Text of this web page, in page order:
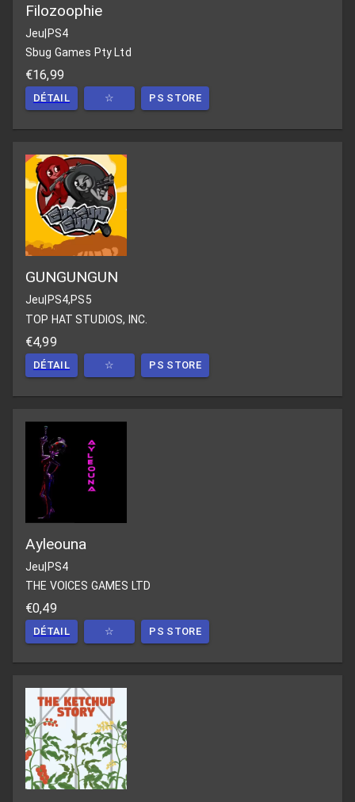
Filozoophie
Jeu|PS4
Sbug Games Pty Ltd
€16,99
DÉTAIL ☆ PS STORE
GUNGUNGUN
Jeu PS4,PS5
TOP HAT STUDIOS, INC.
€4,99
DÉTAIL ☆ PS STORE
Ayleouna
Jeu|PS4
THE VOICES GAMES LTD
€0,49
DÉTAIL ☆ PS STORE